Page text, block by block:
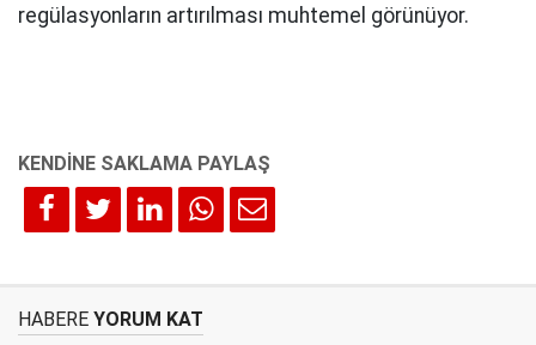
regülasyonların artırılması muhtemel görünüyor.
HABERE YORUM KAT